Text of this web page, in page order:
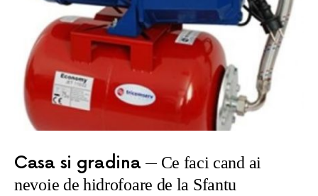
Casa si gradina
Ce faci cand ai
nevoie de hidrofoare de la Sfantu